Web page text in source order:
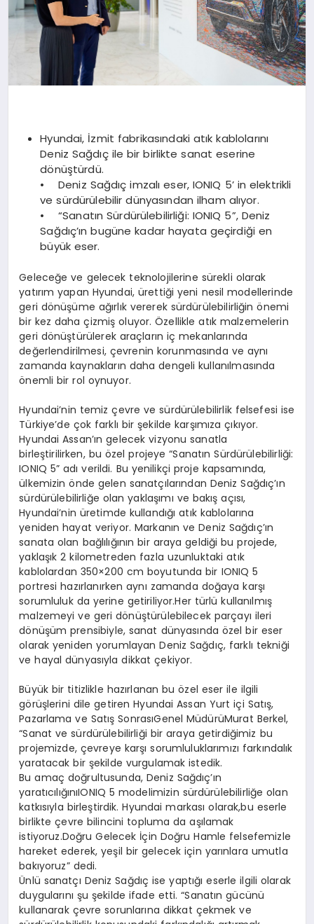
Hyundai, İzmit fabrikasındaki atık kablolarını
Deniz Sağdıç ile bir birlikte sanat eserine
dönüştürdü.
• Deniz Sağdıç imzalı eser, IONIQ 5’ in elektrikli
ve sürdürülebilir dünyasından ilham alıyor.
• “Sanatın Sürdürülebilirliği: IONIQ 5”, Deniz
Sağdıç’ın bugüne kadar hayata geçirdiği en
büyük eser.
Geleceğe ve gelecek teknolojilerine sürekli olarak
yatırım yapan Hyundai, ürettiği yeni nesil modellerinde
geri dönüşüme ağırlık vererek sürdürülebilirliğin önemi
bir kez daha çizmiş oluyor. Özellikle atık malzemelerin
geri dönüştürülerek araçların iç mekanlarında
değerlendirilmesi, çevrenin korunmasında ve aynı
zamanda kaynakların daha dengeli kullanılmasında
önemli bir rol oynuyor.
Hyundai’nin temiz çevre ve sürdürülebilirlik felsefesi ise
Türkiye’de çok farklı bir şekilde karşımıza çıkıyor.
Hyundai Assan’ın gelecek vizyonu sanatla
birleştirilirken, bu özel projeye “Sanatın Sürdürülebilirliği:
IONIQ 5” adı verildi. Bu yenilikçi proje kapsamında,
ülkemizin önde gelen sanatçılarından Deniz Sağdıç’ın
sürdürülebilirliğe olan yaklaşımı ve bakış açısı,
Hyundai’nin üretimde kullandığı atık kablolarına
yeniden hayat veriyor. Markanın ve Deniz Sağdıç’ın
sanata olan bağlılığının bir araya geldiği bu projede,
yaklaşık 2 kilometreden fazla uzunluktaki atık
kablolardan 350×200 cm boyutunda bir IONIQ 5
portresi hazırlanırken aynı zamanda doğaya karşı
sorumluluk da yerine getiriliyor.Her türlü kullanılmış
malzemeyi ve geri dönüştürülebilecek parçayı ileri
dönüşüm prensibiyle, sanat dünyasında özel bir eser
olarak yeniden yorumlayan Deniz Sağdıç, farklı tekniği
ve hayal dünyasıyla dikkat çekiyor.
Büyük bir titizlikle hazırlanan bu özel eser ile ilgili
görüşlerini dile getiren Hyundai Assan Yurt içi Satış,
Pazarlama ve Satış SonrasıGenel MüdürüMurat Berkel,
“Sanat ve sürdürülebilirliği bir araya getirdiğimiz bu
projemizde, çevreye karşı sorumluluklarımızı farkındalık
yaratacak bir şekilde vurgulamak istedik.
Bu amaç doğrultusunda, Deniz Sağdıç’ın
yaratıcılığınıIONIQ 5 modelimizin sürdürülebilirliğe olan
katkısıyla birleştirdik. Hyundai markası olarak,bu eserle
birlikte çevre bilincini topluma da aşılamak
istiyoruz.Doğru Gelecek İçin Doğru Hamle felsefemizle
hareket ederek, yeşil bir gelecek için yarınlara umutla
bakıyoruz” dedi.
Ünlü sanatçı Deniz Sağdıç ise yaptığı eserle ilgili olarak
duygularını şu şekilde ifade etti. “Sanatın gücünü
kullanarak çevre sorunlarına dikkat çekmek ve